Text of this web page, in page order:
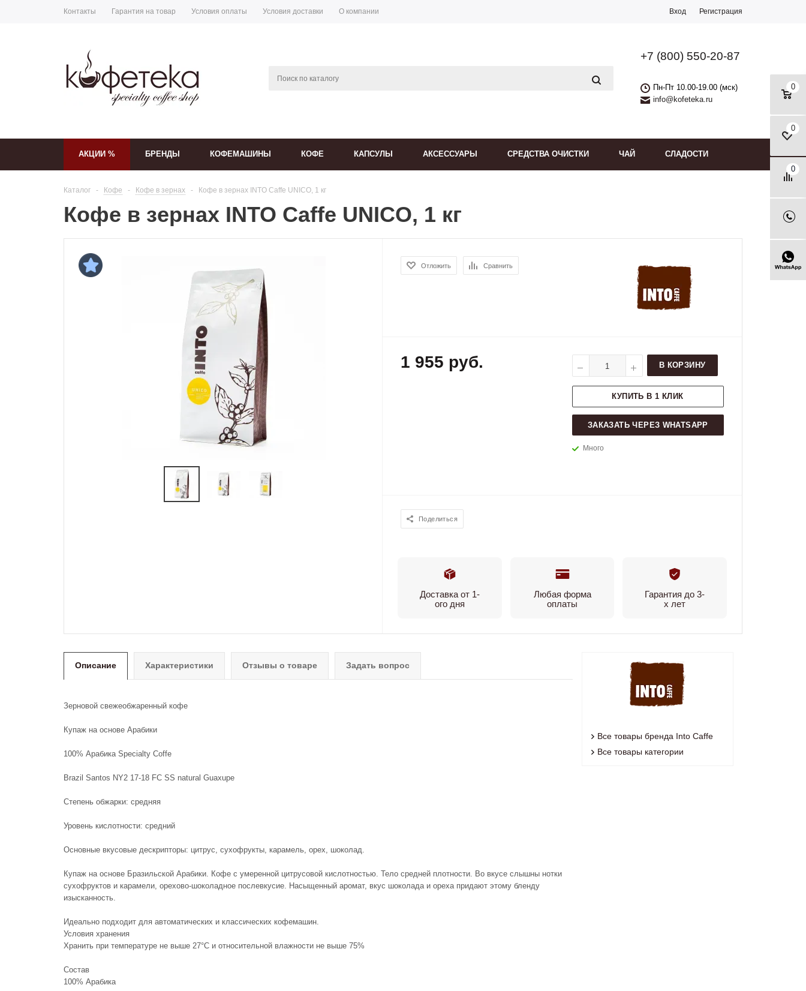
Контакты Гарантия на товар Условия оплаты Условия доставки О компании Вход Регистрация
+7 (800) 550-20-87
Пн-Пт 10.00-19.00 (мск)
info@kofeteka.ru
0
0
0
АКЦИИ % БРЕНДЫ КОФЕМАШИНЫ КОФЕ КАПСУЛЫ АКСЕССУАРЫ СРЕДСТВА ОЧИСТКИ ЧАЙ СЛАДОСТИ
Каталог - Кофе - Кофе в зернах - Кофе в зернах INTO Caffe UNICO, 1 кг
Кофе в зернах INTO Caffe UNICO, 1 кг
Отложить Сравнить
1 955 руб. В КОРЗИНУ
КУПИТЬ В 1 КЛИК
ЗАКАЗАТЬ ЧЕРЕЗ WHATSAPP
Много
Поделиться
Доставка от 1-
ого дня
Любая форма
оплаты
Гарантия до 3-
х лет
Описание Характеристики Отзывы о товаре Задать вопрос
Зерновой свежеобжаренный кофе
Купаж на основе Арабики
100% Арабика Specialty Coffe
Brazil Santos NY2 17-18 FC SS natural Guaxupe
Степень обжарки: средняя
Уровень кислотности: средний
Основные вкусовые дескрипторы: цитрус, сухофрукты, карамель, орех, шоколад.
Купаж на основе Бразильской Арабики. Кофе с умеренной цитрусовой кислотностью. Тело средней плотности. Во вкусе слышны нотки
сухофруктов и карамели, орехово-шоколадное послевкусие. Насыщенный аромат, вкус шоколада и ореха придают этому бленду
изысканность.
Идеально подходит для автоматических и классических кофемашин.
Условия хранения
Хранить при температуре не выше 27°С и относительной влажности не выше 75%
Состав
100% Арабика
Все товары бренда Into Caffe
Все товары категории